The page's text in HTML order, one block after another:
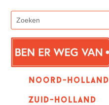
Noord-holland
zuid-holland